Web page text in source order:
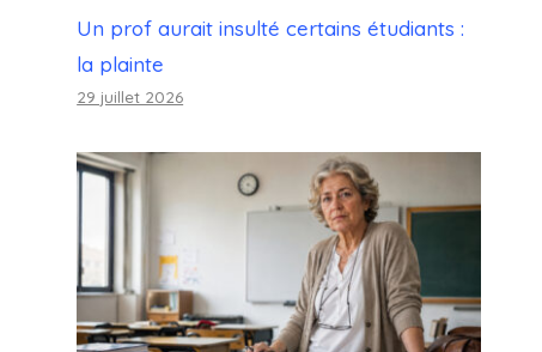
Un prof aurait insulté certains étudiants :
la plainte
29 juillet 2026